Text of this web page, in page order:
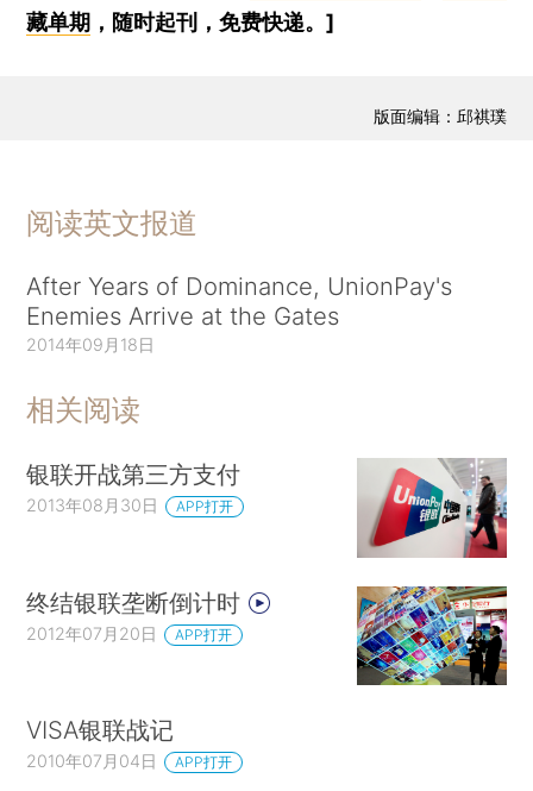
藏单期 ，随时起刊，免费快递。]
版面编辑：邱祺璞
阅读英文报道
After Years of Dominance, UnionPay's
Enemies Arrive at the Gates
2014年09月18日
相关阅读
银联开战第三方支付
2013年08月30日 APP打开
终结银联垄断倒计时
2012年07月20日 APP打开
VISA银联战记
2010年07月04日 APP打开